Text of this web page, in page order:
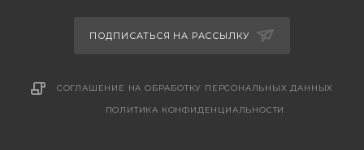
ПОДПИСАТЬСЯ НА РАССЫЛКУ
СОГЛАШЕНИЕ НА ОБРАБОТКУ ПЕРСОНАЛЬНЫХ ДАННЫХ
ПОЛИТИКА КОНФИДЕНЦИАЛЬНОСТИ